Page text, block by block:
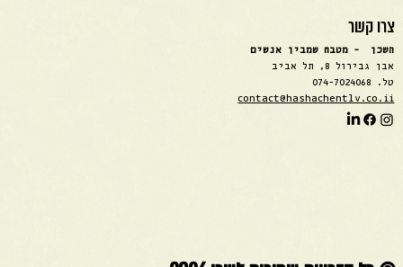
צרו קשר
השכן - מטבח שמבין אנשים
אבן גבירול 8, תל אביב
טל. 074-7024068
contact@hashachentlv.co.ii